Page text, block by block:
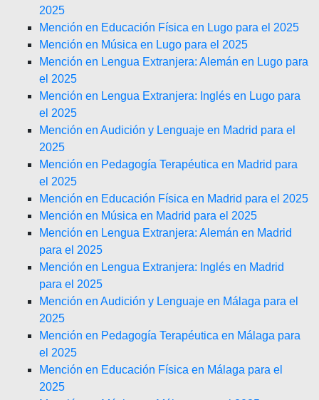
2025
Mención en Educación Física en Lugo para el 2025
Mención en Música en Lugo para el 2025
Mención en Lengua Extranjera: Alemán en Lugo para
el 2025
Mención en Lengua Extranjera: Inglés en Lugo para
el 2025
Mención en Audición y Lenguaje en Madrid para el
2025
Mención en Pedagogía Terapéutica en Madrid para
el 2025
Mención en Educación Física en Madrid para el 2025
Mención en Música en Madrid para el 2025
Mención en Lengua Extranjera: Alemán en Madrid
para el 2025
Mención en Lengua Extranjera: Inglés en Madrid
para el 2025
Mención en Audición y Lenguaje en Málaga para el
2025
Mención en Pedagogía Terapéutica en Málaga para
el 2025
Mención en Educación Física en Málaga para el
2025